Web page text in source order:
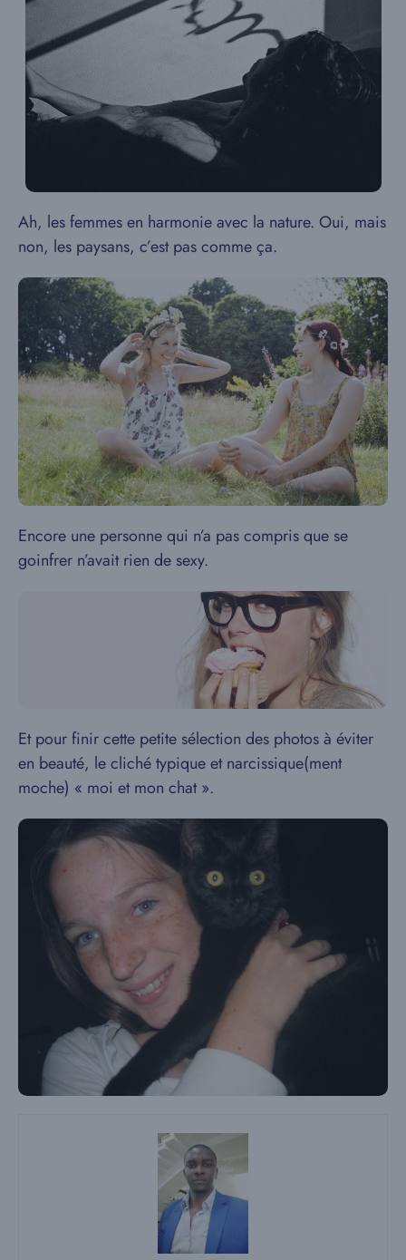
Ah, les femmes en harmonie avec la nature. Oui, mais
non, les paysans, c’est pas comme ça.
Encore une personne qui n’a pas compris que se
goinfrer n’avait rien de sexy.
Et pour finir cette petite sélection des photos à éviter
en beauté, le cliché typique et narcissique(ment
moche) « moi et mon chat ».